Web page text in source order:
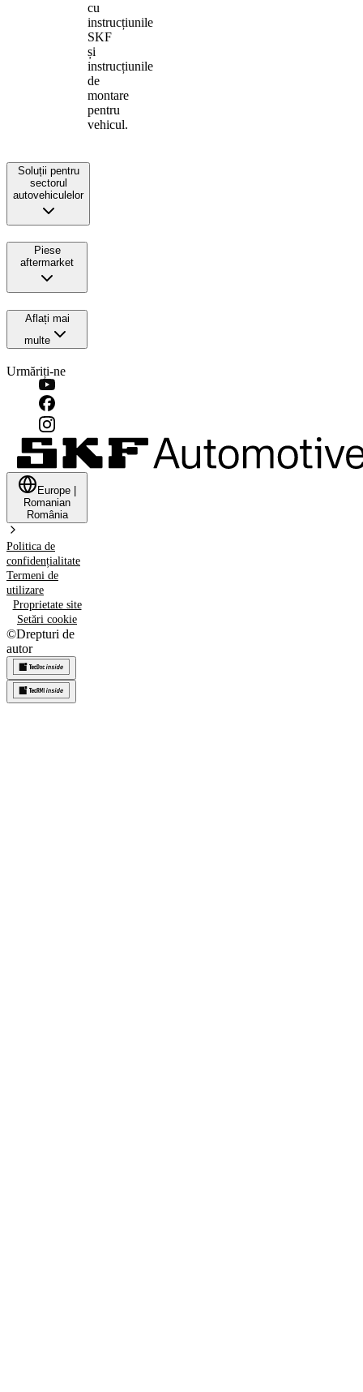
cu
instrucțiunile
SKF
și
instrucțiunile
de
montare
pentru
vehicul.
Soluții pentru
sectorul
autovehiculelor
Piese
aftermarket
Aflați mai
multe
Urmăriți-ne
Europe
Romanian
România
Politica de
confidențialitate
Termeni de
utilizare
Proprietate site
Setări cookie
©Drepturi de
autor